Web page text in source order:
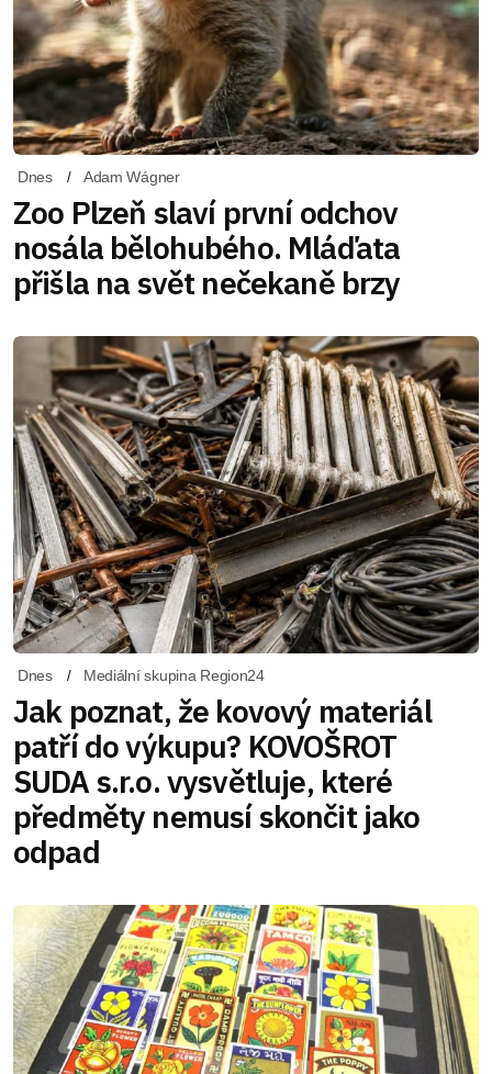
Dnes Adam Wágner
Zoo Plzeň slaví první odchov
nosála bělohubého. Mláďata
přišla na svět nečekaně brzy
Dnes Mediální skupina Region24
Jak poznat, že kovový materiál
patří do výkupu? KOVOŠROT
SUDA s.r.o. vysvětluje, které
předměty nemusí skončit jako
odpad